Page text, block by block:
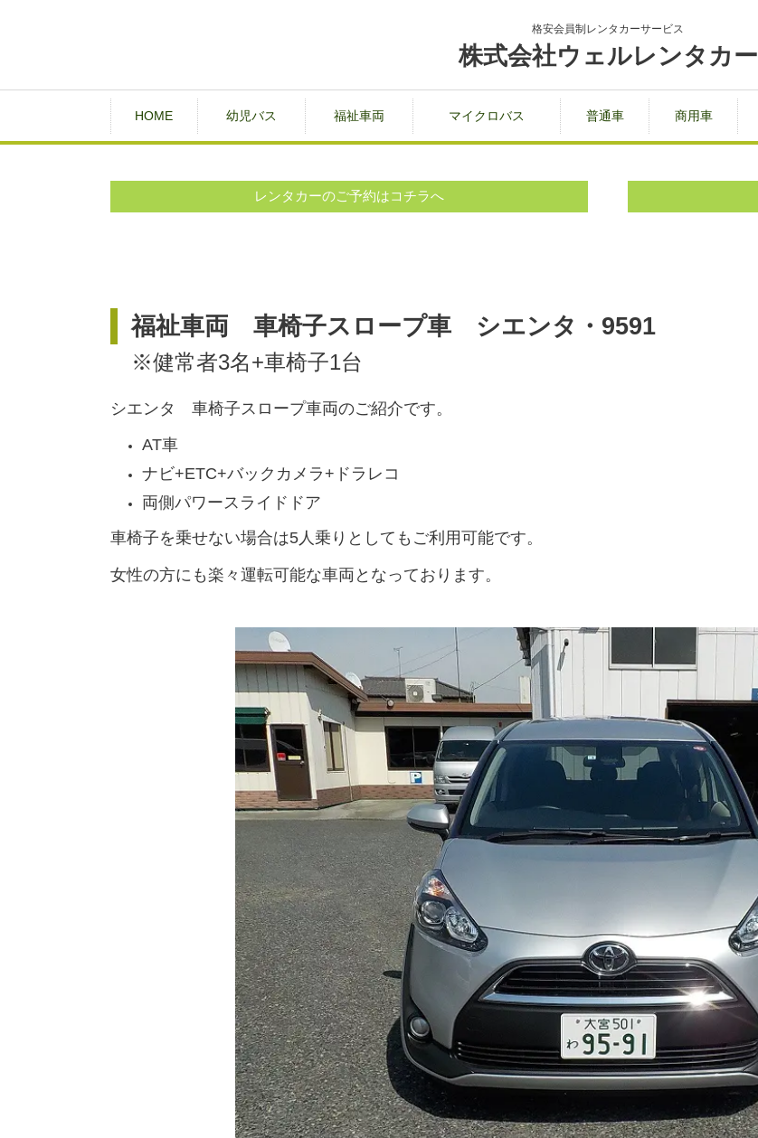
格安会員制レンタカーサービス
株式会社ウェルレンタカー
HOME 幼児バス 福祉車両 マイクロバス 普通車 商用車
レンタカーのご予約はコチラへ
福祉車両 車椅子スロープ車 シエンタ・9591
※健常者3名+車椅子1台
シエンタ 車椅子スロープ車両のご紹介です。
AT車
ナビ+ETC+バックカメラ+ドラレコ
両側パワースライドドア
車椅子を乗せない場合は5人乗りとしてもご利用可能です。
女性の方にも楽々運転可能な車両となっております。